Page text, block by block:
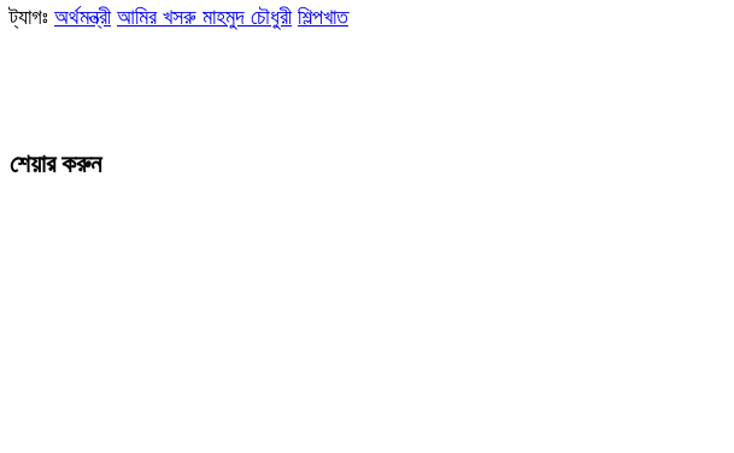
ট্যাগঃ অর্থমন্ত্রী আমির খসরু মাহমুদ চৌধুরী শিল্পখাত
শেয়ার করুন